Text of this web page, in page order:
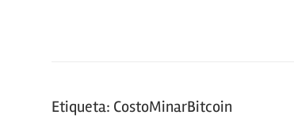
Etiqueta: CostoMinarBitcoin